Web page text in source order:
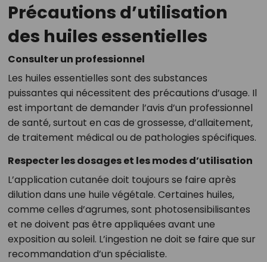
Précautions d’utilisation
des huiles essentielles
Consulter un professionnel
Les huiles essentielles sont des substances
puissantes qui nécessitent des précautions d’usage. Il
est important de demander l’avis d’un professionnel
de santé, surtout en cas de grossesse, d’allaitement,
de traitement médical ou de pathologies spécifiques.
Respecter les dosages et les modes d’utilisation
L’application cutanée doit toujours se faire après
dilution dans une huile végétale. Certaines huiles,
comme celles d’agrumes, sont photosensibilisantes
et ne doivent pas être appliquées avant une
exposition au soleil. L’ingestion ne doit se faire que sur
recommandation d’un spécialiste.